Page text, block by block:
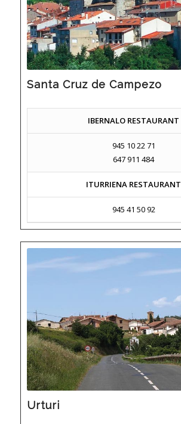
Santa Cruz de Campezo
IBERNALO RESTAURANT
945 10 22 71
647 911 484
ITURRIENA RESTAURANT
945 41 50 92
Urturi